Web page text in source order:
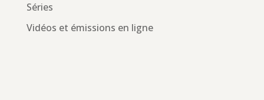
Séries
Vidéos et émissions en ligne